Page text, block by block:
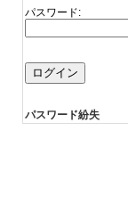
パスワード:
パスワード紛失